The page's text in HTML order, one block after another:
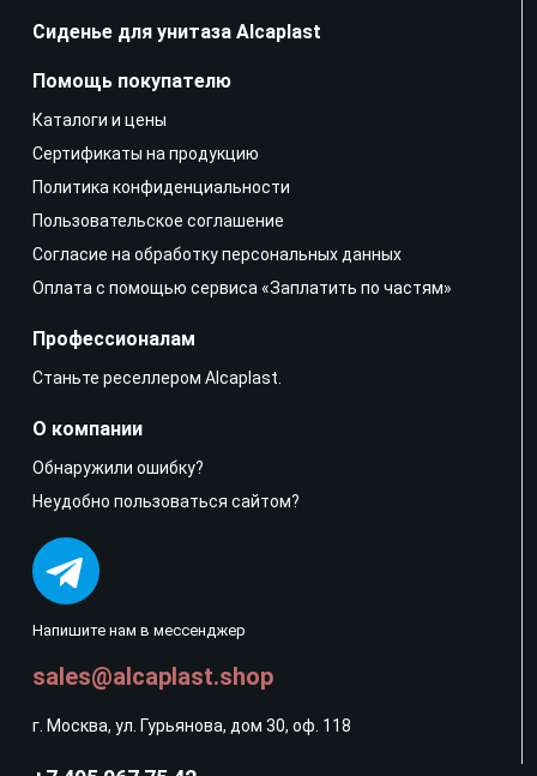
Сиденье для унитаза Alcaplast
Напишите нам в мессенджер
sales@alcaplast.shop
г. Москва, ул. Гурьянова, дом 30, оф. 118
Помощь покупателю
Каталоги и цены
Сертификаты на продукцию
Политика конфиденциальности
Пользовательское соглашение
Согласие на обработку персональных данных
Оплата с помощью сервиса «Заплатить по частям»
Профессионалам
Станьте реселлером Alcaplast.
О компании
Обнаружили ошибку?
Неудобно пользоваться сайтом?